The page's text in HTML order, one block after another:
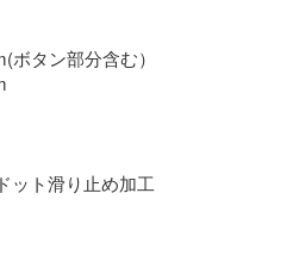
タン部分含む）
ット滑り止め加工